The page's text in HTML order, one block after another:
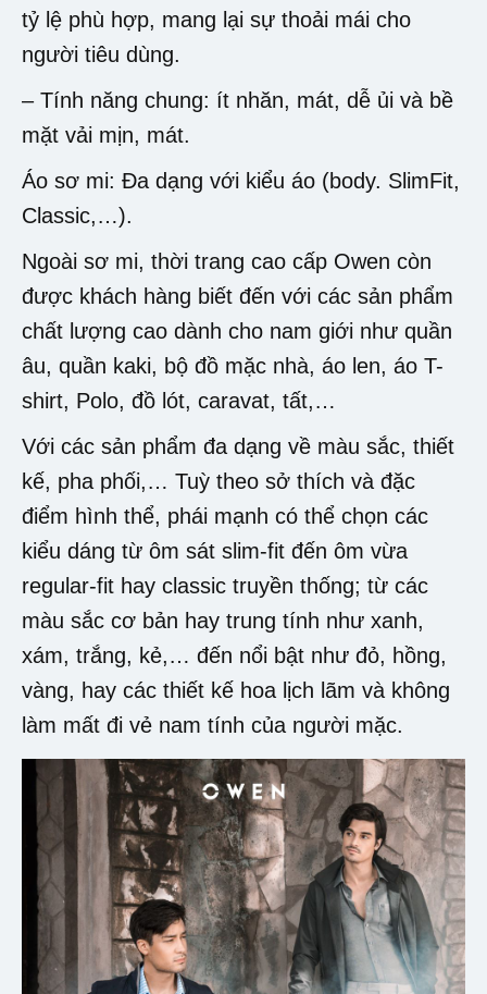
tỷ lệ phù hợp, mang lại sự thoải mái cho
người tiêu dùng.
– Tính năng chung: ít nhăn, mát, dễ ủi và bề
mặt vải mịn, mát.
Áo sơ mi: Đa dạng với kiểu áo (body. SlimFit,
Classic,…).
Ngoài sơ mi, thời trang cao cấp Owen còn
được khách hàng biết đến với các sản phẩm
chất lượng cao dành cho nam giới như quần
âu, quần kaki, bộ đồ mặc nhà, áo len, áo T-
shirt, Polo, đồ lót, caravat, tất,…
Với các sản phẩm đa dạng về màu sắc, thiết
kế, pha phối,… Tuỳ theo sở thích và đặc
điểm hình thể, phái mạnh có thể chọn các
kiểu dáng từ ôm sát slim-fit đến ôm vừa
regular-fit hay classic truyền thống; từ các
màu sắc cơ bản hay trung tính như xanh,
xám, trắng, kẻ,… đến nổi bật như đỏ, hồng,
vàng, hay các thiết kế hoa lịch lãm và không
làm mất đi vẻ nam tính của người mặc.